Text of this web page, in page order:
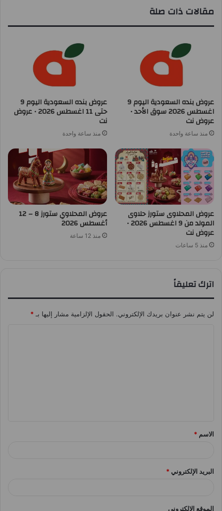
مقالات ذات صلة
عروض بنده السعودية اليوم 9
اغسطس 2026 سوق الأحد •
عروض نت
منذ ساعة واحدة
عروض بنده السعودية اليوم 9
حتى 11 اغسطس 2026 • عروض
نت
منذ ساعة واحدة
عروض المحلاوى ستورز حلاوى
المولد من 9 اغسطس 2026 •
عروض نت
منذ 5 ساعات
عروض المحلاوي ستورز 8 – 12
أغسطس 2026
منذ 12 ساعة
اترك تعليقاً
لن يتم نشر عنوان بريدك الإلكتروني. الحقول الإلزامية مشار إليها بـ *
*
الاسم *
البريد الإلكتروني *
الموقع الإلكتروني